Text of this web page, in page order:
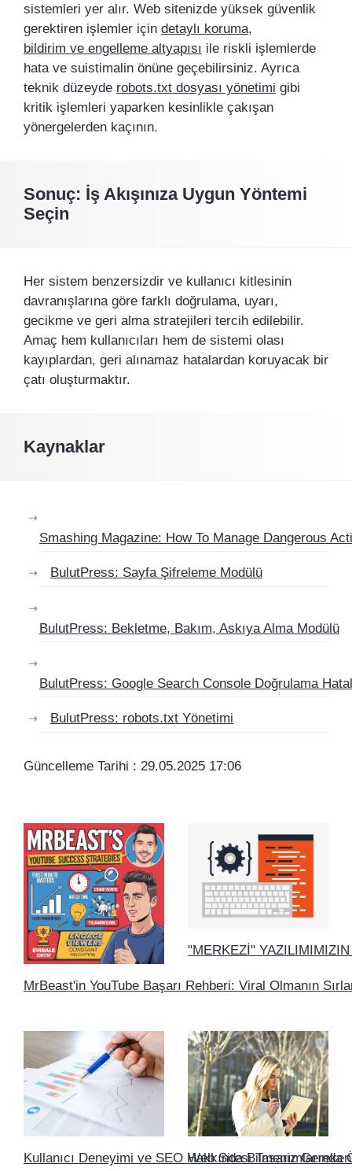
sistemleri yer alır. Web sitenizde yüksek güvenlik
gerektiren işlemler için detaylı koruma,
bildirim ve engelleme altyapısı ile riskli işlemlerde
hata ve suistimalin önüne geçebilirsiniz. Ayrıca
teknik düzeyde robots.txt dosyası yönetimi gibi
kritik işlemleri yaparken kesinlikle çakışan
yönergelerden kaçının.
Sonuç: İş Akışınıza Uygun Yöntemi
Seçin
Her sistem benzersizdir ve kullanıcı kitlesinin
davranışlarına göre farklı doğrulama, uyarı,
gecikme ve geri alma stratejileri tercih edilebilir.
Amaç hem kullanıcıları hem de sistemi olası
kayıplardan, geri alınamaz hatalardan koruyacak bir
çatı oluşturmaktır.
Kaynaklar
Smashing Magazine: How To Manage Dangerous
BulutPress: Sayfa Şifreleme Modülü
BulutPress: Bekletme, Bakım, Askıya Alma Modülü
BulutPress: Google Search Console Doğrulama
BulutPress: robots.txt Yönetimi
Güncelleme Tarihi : 29.05.2025 17:06
MrBeast'in YouTube Başarı Rehberi: Viral Olmanın
"MERKEZİ"
Kullanıcı Deneyimi ve SEO Hakkında Bilmeniz
Web Sitesi Tasarımlarında